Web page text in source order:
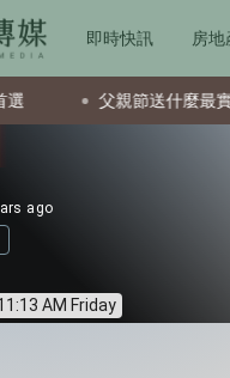
即時快訊 房地
父親節送什麼最實用？
ago
AM Friday